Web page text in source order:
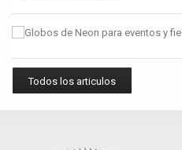
Todos los articulos